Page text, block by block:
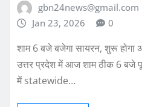
gbn24news@gmail.com
Jan 23, 2026
0
शाम 6 बजे बजेगा सायरन, शुरू होगा
उत्तर प्रदेश में आज शाम ठीक 6 बजे
में statewide…